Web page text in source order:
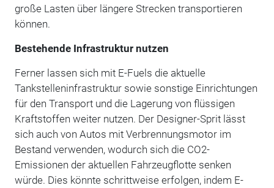
große Lasten über längere Strecken transportieren
können.
Bestehende Infrastruktur nutzen
Ferner lassen sich mit E-Fuels die aktuelle
Tankstelleninfrastruktur sowie sonstige Einrichtungen
für den Transport und die Lagerung von flüssigen
Kraftstoffen weiter nutzen. Der Designer-Sprit lässt
sich auch von Autos mit Verbrennungsmotor im
Bestand verwenden, wodurch sich die CO2-
Emissionen der aktuellen Fahrzeugflotte senken
würde. Dies könnte schrittweise erfolgen, indem E-